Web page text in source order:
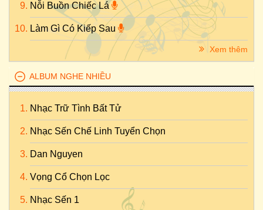
Nỗi Buồn Chiếc Lá
Làm Gì Có Kiếp Sau
Xem thêm
ALBUM NGHE NHIỀU
Nhạc Trữ Tình Bất Tử
Nhạc Sến Chế Linh Tuyển Chọn
Dan Nguyen
Vọng Cổ Chọn Lọc
Nhạc Sến 1